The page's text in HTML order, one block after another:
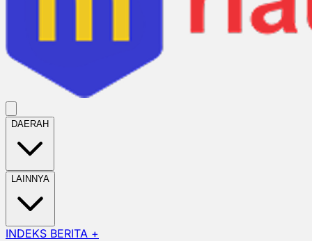
DAERAH
LAINNYA
INDEKS BERITA +